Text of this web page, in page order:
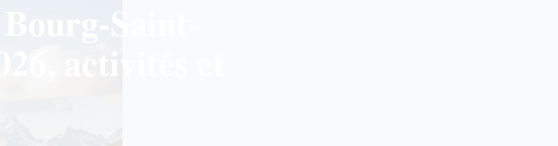
activités et